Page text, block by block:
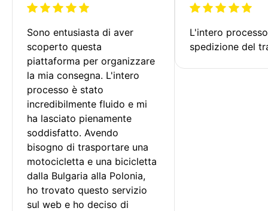
Sono entusiasta di aver
scoperto questa
piattaforma per organizzare
la mia consegna. L'intero
processo è stato
incredibilmente fluido e mi
ha lasciato pienamente
soddisfatto. Avendo
bisogno di trasportare una
motocicletta e una bicicletta
dalla Bulgaria alla Polonia,
ho trovato questo servizio
sul web e ho deciso di
L'intero
spedizione del